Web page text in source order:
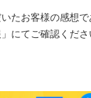
る震動から家
くあくまで簡易
たお客様の感想
にてご確認くださ